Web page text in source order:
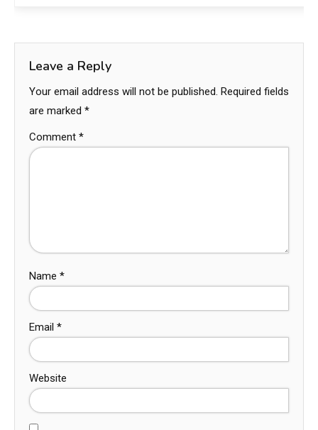
Leave a Reply
Your email address will not be published. Required fields
are marked *
Comment *
Name *
Email *
Website